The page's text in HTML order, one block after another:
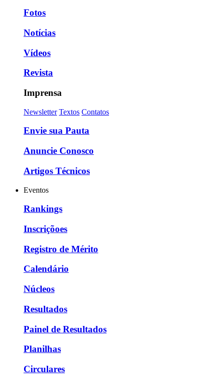
Fotos
Notícias
Vídeos
Revista
Imprensa
Newsletter Textos Contatos
Envie sua Pauta
Anuncie Conosco
Artigos Técnicos
Eventos
Rankings
Inscriçõoes
Registro de Mérito
Calendário
Núcleos
Resultados
Painel de Resultados
Planilhas
Circulares